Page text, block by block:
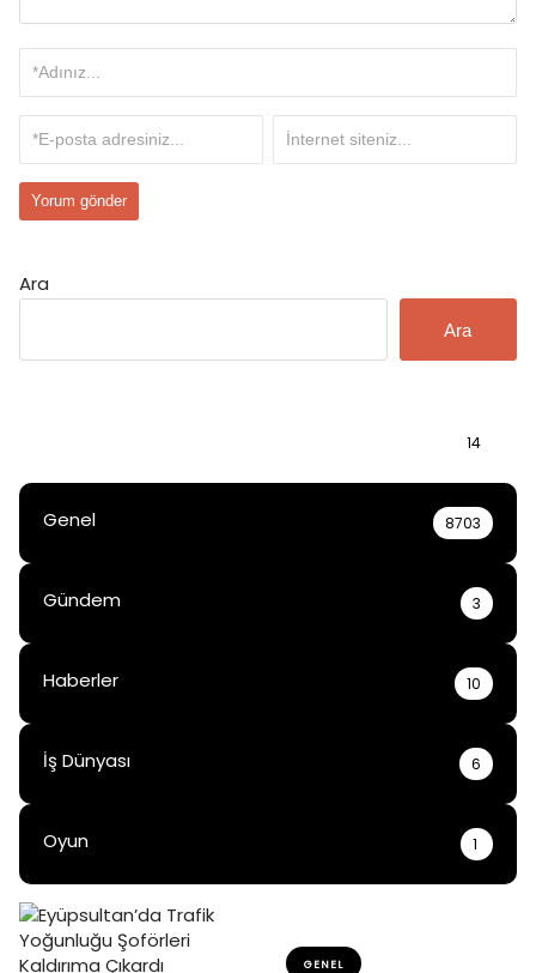
Ara
Ara
14
Genel 8703
Gündem 3
Haberler 10
İş Dünyası 6
Oyun 1
GENEL